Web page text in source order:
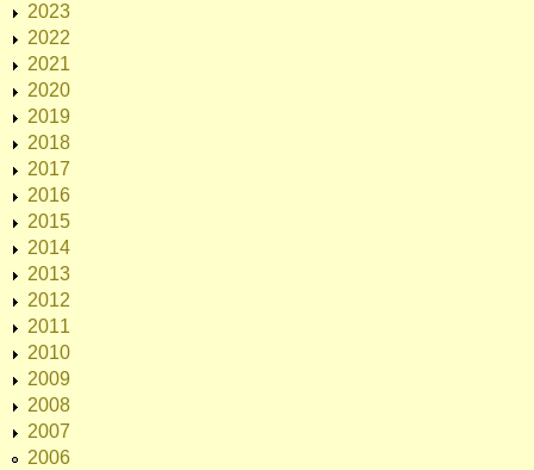
2023
2022
2021
2020
2019
2018
2017
2016
2015
2014
2013
2012
2011
2010
2009
2008
2007
2006